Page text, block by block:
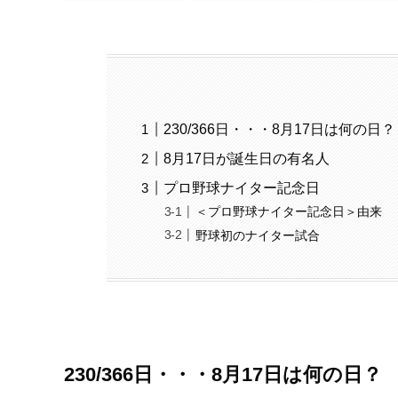
230/366日・・・8月17日は何の日？
8月17日が誕生日の有名人
プロ野球ナイター記念日
＜プロ野球ナイター記念日＞由来
野球初のナイター試合
230/366日・・・8月17日は何の日？